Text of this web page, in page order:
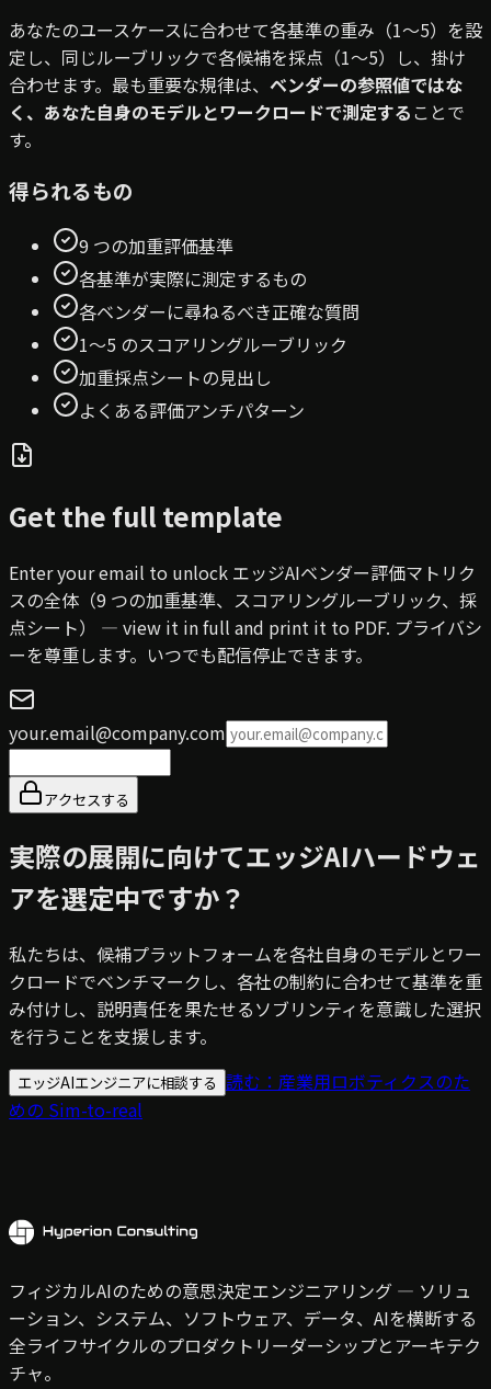
あなたのユースケースに合わせて各基準の重み（1〜5）を設
定し、同じルーブリックで各候補を採点（1〜5）し、掛け
合わせます。最も重要な規律は、 ベンダーの参照値ではな
く、あなた自身のモデルとワークロードで測定する ことで
す。
得られるもの
9 つの加重評価基準
各基準が実際に測定するもの
各ベンダーに尋ねるべき正確な質問
1〜5 のスコアリングルーブリック
加重採点シートの見出し
よくある評価アンチパターン
Get the full template
Enter your email to unlock エッジAIベンダー評価マトリク
スの全体（9 つの加重基準、スコアリングルーブリック、採
点シート）
— view it in full and print it to PDF. プライバシ
ーを尊重します。いつでも配信停止できます。
your.email@company.com
アクセスする
実際の展開に向けてエッジAIハードウェ
アを選定中ですか？
私たちは、候補プラットフォームを各社自身のモデルとワー
クロードでベンチマークし、各社の制約に合わせて基準を重
み付けし、説明責任を果たせるソブリンティを意識した選択
を行うことを支援します。
エッジAIエンジニアに相談する 読む：産業用ロボティクスのた
めの Sim-to-real
フィジカルAIのための意思決定エンジニアリング — ソリュ
ーション、システム、ソフトウェア、データ、AIを横断する
全ライフサイクルのプロダクトリーダーシップとアーキテク
チャ。